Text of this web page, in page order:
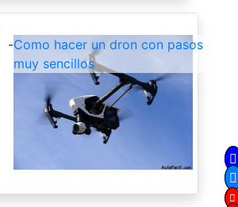
-Como hacer un dron con pasos
muy sencillos